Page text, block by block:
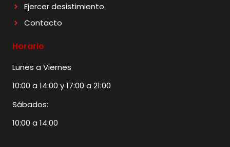
Ejercer desistimiento
Contacto
Horario
Lunes a Viernes
10:00 a 14:00 y 17:00 a 21:00
Sábados:
10:00 a 14:00